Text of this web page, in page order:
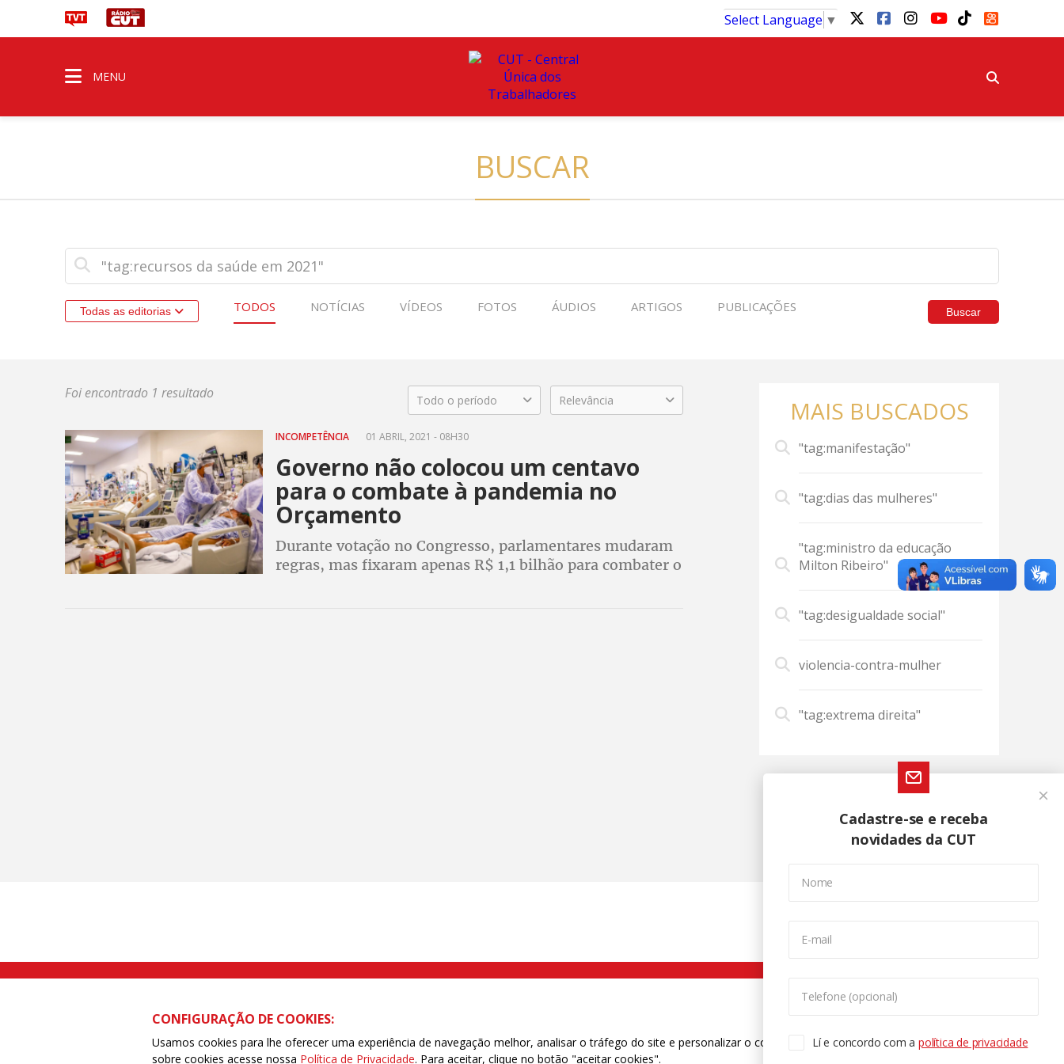
Select Language ▼
MENU
BUSCAR
Todas as editorias TODOS NOTÍCIAS VÍDEOS FOTOS ÁUDIOS ARTIGOS PUBLICAÇÕES Buscar
Foi encontrado 1 resultado Todo o período Relevância
INCOMPETÊNCIA 01 ABRIL, 2021 - 08H30
Governo não colocou um centavo
para o combate à pandemia no
Orçamento
Durante votação no Congresso, parlamentares mudaram
regras, mas fixaram apenas R$ 1,1 bilhão para combater o
MAIS BUSCADOS
"tag:manifestação"
"tag:dias das mulheres"
"tag:ministro da educação
Milton Ribeiro"
"tag:desigualdade social"
violencia-contra-mulher
"tag:extrema direita"
Cadastre-se e receba
novidades da CUT
Nome
E-mail
Telefone (opcional)
Lí e concordo com apolítica de privacidade
Rua Caetano Pinto nº 575 CEP 03041-000 Brás, São Paulo/SP | Telefone (11) 2108 9200 - Fax (11) 2108 9310
CONFIGURAÇÃO DE COOKIES:
Usamos cookies para lhe oferecer uma experiência de navegação melhor, analisar o tráfego do site e personalizar o conteúdo. Para saber mais
sobre cookies acesse nossa Política de Privacidade. Para aceitar, clique no botão "aceitar cookies".